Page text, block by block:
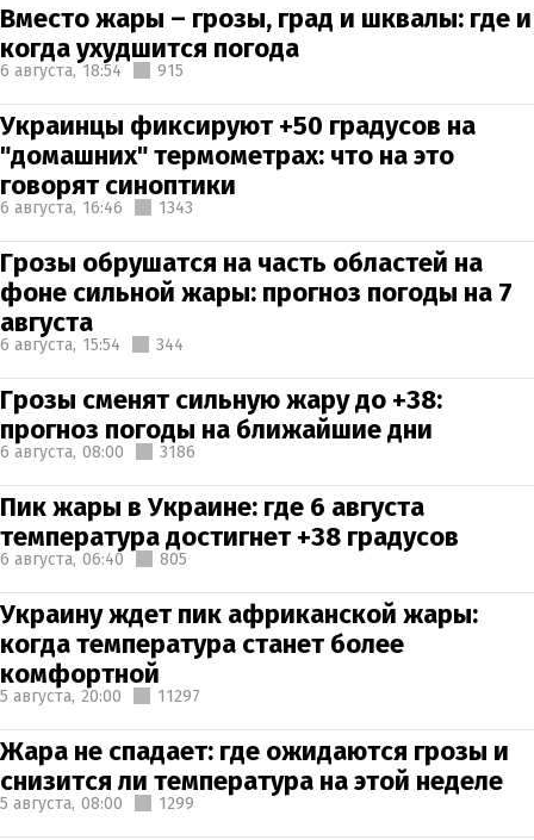
Вместо жары – грозы, град и шквалы: где и
когда ухудшится погода
6 августа, 18:54 915
Украинцы фиксируют +50 градусов на
"домашних" термометрах: что на это
говорят синоптики
6 августа, 16:46 1343
Грозы обрушатся на часть областей на
фоне сильной жары: прогноз погоды на 7
августа
6 августа, 15:54 344
Грозы сменят сильную жару до +38:
прогноз погоды на ближайшие дни
6 августа, 08:00 3186
Пик жары в Украине: где 6 августа
температура достигнет +38 градусов
6 августа, 06:40 805
Украину ждет пик африканской жары:
когда температура станет более
комфортной
5 августа, 20:00 11297
Жара не спадает: где ожидаются грозы и
снизится ли температура на этой неделе
5 августа, 08:00 1299